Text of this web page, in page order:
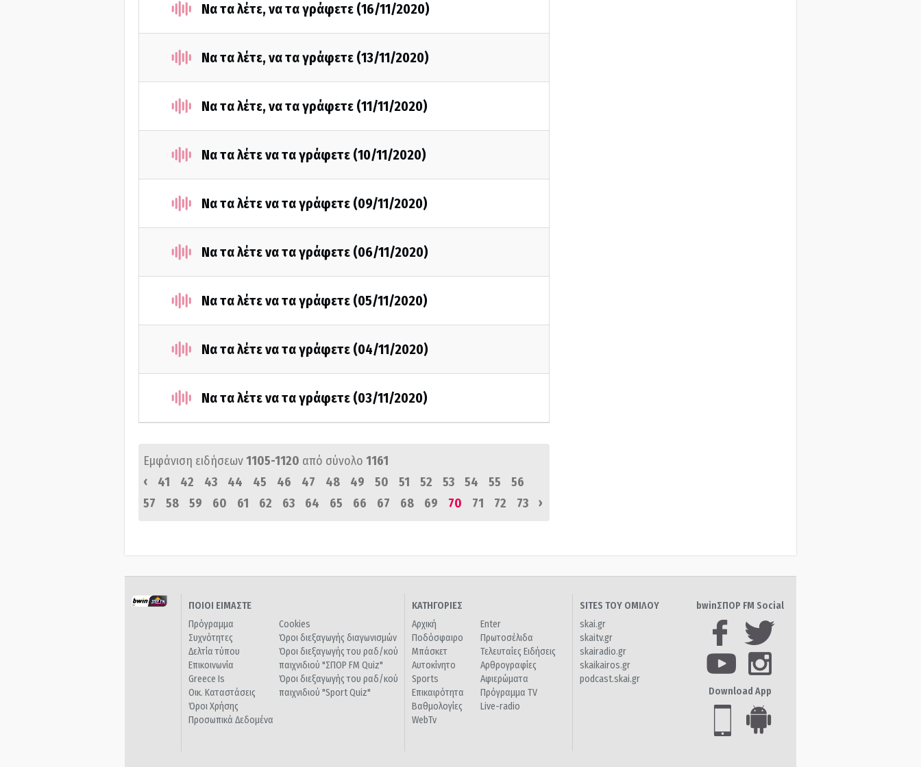
Να τα λέτε, να τα γράφετε (16/11/2020)
Να τα λέτε, να τα γράφετε (13/11/2020)
Να τα λέτε, να τα γράφετε (11/11/2020)
Να τα λέτε να τα γράφετε (10/11/2020)
Να τα λέτε να τα γράφετε (09/11/2020)
Να τα λέτε να τα γράφετε (06/11/2020)
Να τα λέτε να τα γράφετε (05/11/2020)
Να τα λέτε να τα γράφετε (04/11/2020)
Να τα λέτε να τα γράφετε (03/11/2020)
Εμφάνιση ειδήσεων1105-1120 από σύνολο 1161
‹
41 42 43 44 45 46 47 48 49 50 51 52 53 54 55
56
57
58 59 60 61 62 63 64 65 66 67 68 69 70 71 72 73 ›
ΠΟΙΟΙ ΕΙΜΑΣΤΕ
Πρόγραμμα
Συχνότητες
Δελτία τύπου
Επικοινωνία
Greece Is
Οικ. Καταστάσεις
Όροι Χρήσης
Προσωπικά Δεδομένα
Cookies
Όροι διεξαγωγής διαγωνισμών
Όροι διεξαγωγής του ραδ/κού
παιχνιδιού "ΣΠΟΡ FM Quiz"
Όροι διεξαγωγής του ραδ/κού
παιχνιδιού "Sport Quiz"
ΚΑΤΗΓΟΡΙΕΣ
Αρχική
Ποδόσφαιρο
Μπάσκετ
Αυτοκίνητο
Sports
Επικαιρότητα
Βαθμολογίες
WebTv
Enter
Πρωτοσέλιδα
Τελευταίες Ειδήσεις
Αρθρογραφίες
Αφιερώματα
Πρόγραμμα TV
Live-radio
SITES ΤΟΥ ΟΜΙΛΟΥ
skai.gr
skaitv.gr
skairadio.gr
skaikairos.gr
podcast.skai.gr
bwinΣΠΟΡ FM Social
Download App